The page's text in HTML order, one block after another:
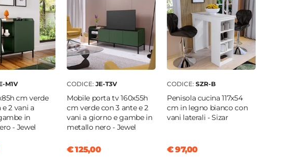
M1V
cm verde
e 2 vani a
in
- Jewel
CODICE: JE-T3V
Mobile porta tv 160x55h
cm verde con 3 ante e 2
vani a giorno e gambe in
metallo nero - Jewel
€ 125,00
CODICE: SZR-B
Penisola cucina 117x54
cm in legno bianco con
vani laterali - Sizar
€ 97,00